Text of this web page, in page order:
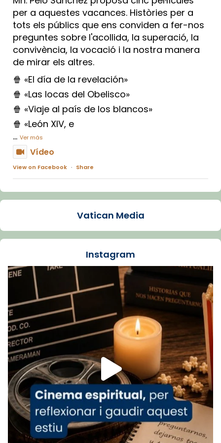
per a aquestes vacances. Històries per a
tots els públics que ens conviden a fer-nos
preguntes sobre l'acollida, la superació, la
convivència, la vocació i la nostra manera
de mirar els altres.
🍿 «El día de la revelación»
🍿 «Las locas del Obelisco»
🍿 «Viaje al país de los blancos»
🍿 «León XIV, e
... Ver más
Vídeo
View on Facebook · Share
Arquebisbat de Barcelona
La Carmina va patir depressió. Fa gairebé
dos mesos, a l'Estadi Lluís Companys, la
Recupera l'entrevista comp
Vatican
tican News 👇
www.vaticannews.va/es/iglesia/news/2026-
07/carmina-historia-depresion-papa-viaje-
espana-testimoni...
Foto
View on Facebook · Share
Arquebisbat de Barcelona
2 weeks ago
«Avui les santes Juliana i Semproniana ens
ajuden a alçar la mirada»
Vatican Media
Instagram